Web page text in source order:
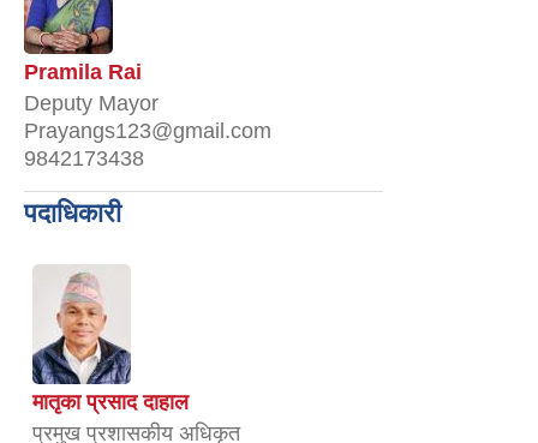
Pramila Rai
Deputy Mayor
Prayangs123@gmail.com
9842173438
पदाधिकारी
मातृका प्रसाद दाहाल
प्रमुख प्रशासकीय अधिकृत